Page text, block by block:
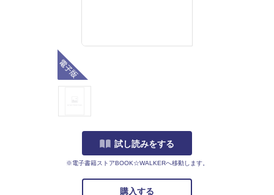
試し読みをする
※電子書籍ストアBOOK☆WALKERへ移動します。
購入する